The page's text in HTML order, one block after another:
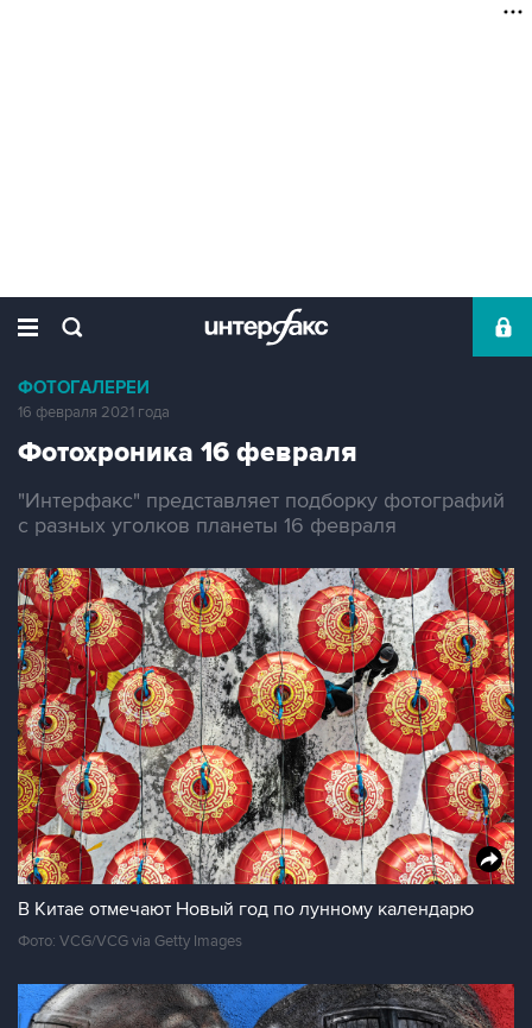
ФОТОГАЛЕРЕИ
16 февраля 2021 года
Фотохроника 16 февраля
"Интерфакс" представляет подборку фотографий
с разных уголков планеты 16 февраля
В Китае отмечают Новый год по лунному календарю
Фото: VCG/VCG via Getty Images